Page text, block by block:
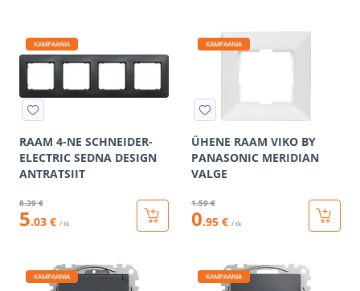
KAMPAANIA
RAAM 4-NE SCHNEIDER-
ELECTRIC SEDNA DESIGN
ANTRATSIIT
8.39 €
5.03 € / tk
KAMPAANIA
ÜHENE RAAM VIKO BY
PANASONIC MERIDIAN
VALGE
1.59 €
0.95 € / tk
KAMPAANIA KAMPAANIA